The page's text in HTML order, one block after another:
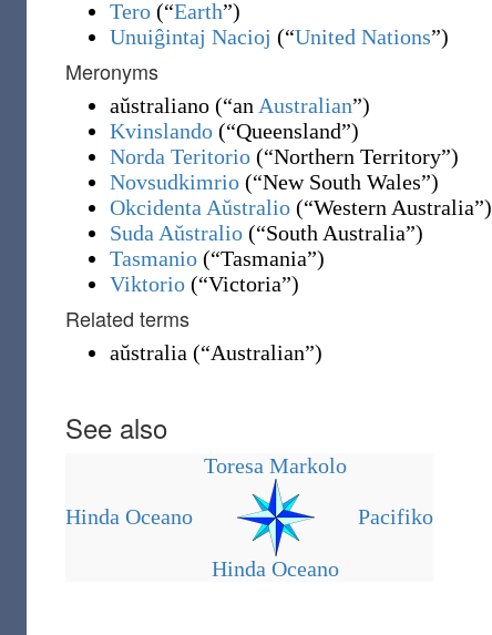
Tero (“Earth”)
Unuiĝintaj Nacioj (“United Nations”)
Meronyms
aŭstraliano (“an Australian”)
Kvinslando (“Queensland”)
Norda Teritorio (“Northern Territory”)
Novsudkimrio (“New South Wales”)
Okcidenta Aŭstralio (“Western Australia”)
Suda Aŭstralio (“South Australia”)
Tasmanio (“Tasmania”)
Viktorio (“Victoria”)
Related terms
aŭstralia (“Australian”)
See also
Toresa Markolo
Hinda Oceano Pacifiko
Hinda Oceano